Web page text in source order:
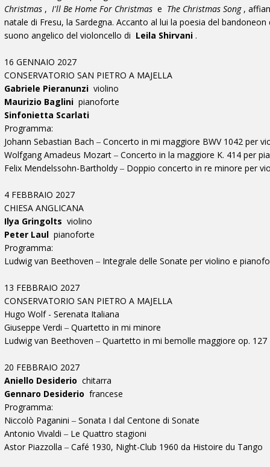
Christmas , I'll Be Home For Christmas e The Christmas Song,
natale di Fresu, la Sardegna. Accanto al lui la poesia del
suono angelico del violoncello di Leila Shirvani .
16 GENNAIO 2027
CONSERVATORIO SAN PIETRO A MAJELLA
Gabriele Pieranunzi violino
Maurizio Baglini pianoforte
Sinfonietta Scarlati
Programma:
Johann Sebastian Bach ‒ Concerto in mi maggiore BWV 1042 per
Wolfgang Amadeus Mozart ‒ Concerto in la maggiore K. 414 per
Felix Mendelssohn-Bartholdy ‒ Doppio concerto in re minore per
4 FEBBRAIO 2027
CHIESA ANGLICANA
Ilya Gringolts violino
Peter Laul pianoforte
Programma:
Ludwig van Beethoven ‒ Integrale delle Sonate per violino e
13 FEBBRAIO 2027
CONSERVATORIO SAN PIETRO A MAJELLA
Hugo Wolf - Serenata Italiana
Giuseppe Verdi ‒ Quartetto in mi minore
Ludwig van Beethoven ‒ Quartetto in mi bemolle maggiore op. 127
20 FEBBRAIO 2027
Aniello Desiderio chitarra
Gennaro Desiderio francese
Programma:
Niccolò Paganini ‒ Sonata I dal Centone di Sonate
Antonio Vivaldi ‒ Le Quattro stagioni
Astor Piazzolla ‒ Café 1930, Night-Club 1960 da Histoire du Tango